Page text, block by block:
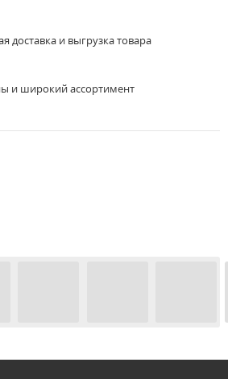
доставка и выгрузка товара
и широкий ассортимент